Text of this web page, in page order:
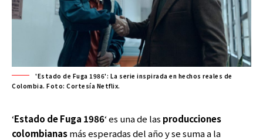
'Estado de Fuga 1986': La serie inspirada en hechos reales de
Colombia. Foto: Cortesía Netflix.
‘Estado de Fuga 1986‘ es una de las producciones
colombianasmás esperadas del año y se suma a la